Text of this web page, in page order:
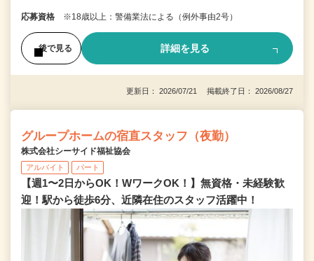
応募資格 ※18歳以上：警備業法による（例外事由2号）
後で見る 詳細を見る
更新日： 2026/07/21 掲載終了日： 2026/08/27
グループホームの宿直スタッフ（夜勤）
株式会社シーサイド福祉協会
アルバイト パート
【週1〜2日からOK！WワークOK！】無資格・未経験歓
迎！駅から徒歩6分、近隣在住のスタッフ活躍中！